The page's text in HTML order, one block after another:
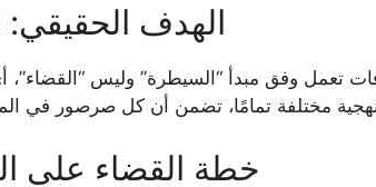
الهدف
تعمل وفق مبدأ “السيطرة” وليس “القضاء”،
مختلفة تمامًا، تضمن أن كل صرصور في
خطة القضاء على